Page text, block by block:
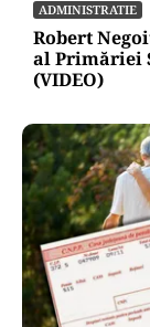
ADMINISTRATIE
Robert
al Primăriei
(VIDEO)